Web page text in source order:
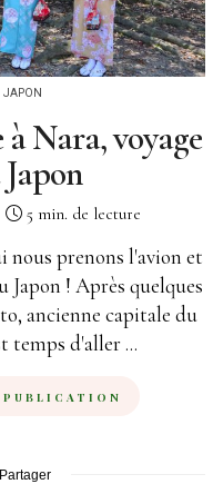
JAPON
Nara, voyage
5 min. de lecture
prenons l'avion et
Japon ! Après quelques
ancienne capitale du
temps d'aller ...
Partager